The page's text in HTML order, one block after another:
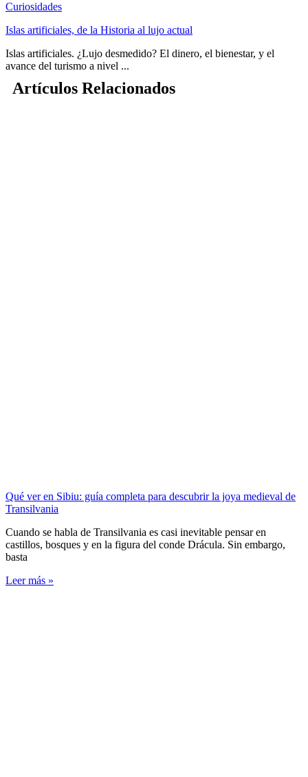
Curiosidades
Islas artificiales, de la Historia al lujo actual
Islas artificiales. ¿Lujo desmedido? El dinero, el bienestar, y el
avance del turismo a nivel ...
Artículos Relacionados
Qué ver en Sibiu: guía completa para descubrir la joya medieval de
Transilvania
Cuando se habla de Transilvania es casi inevitable pensar en
castillos, bosques y en la figura del conde Drácula. Sin embargo,
basta
Leer más »